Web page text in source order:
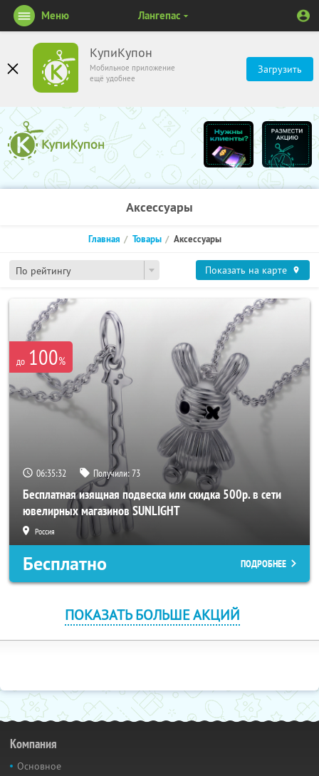
КупиКупон
Мобильное приложение
ещё удобнее
Загрузить
Меню Лангепас
Аксессуары
По рейтингу
Главная Товары Аксессуары
Показать на карте
до 100%
06:35:32 Получили:73
Бесплатная изящная подвеска или скидка 500р. в сети
ювелирных магазинов SUNLIGHT
Россия
Бесплатно ПОДРОБНЕЕ
ПОКАЗАТЬ БОЛЬШЕ АКЦИЙ
Компания
Основное